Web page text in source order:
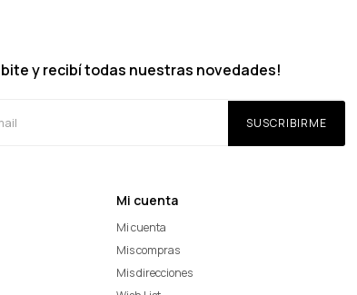
Mi cuenta
Mi cuenta
Mis compras
Mis direcciones
y recibí todas nuestras novedades!
SUSCRIBIRME